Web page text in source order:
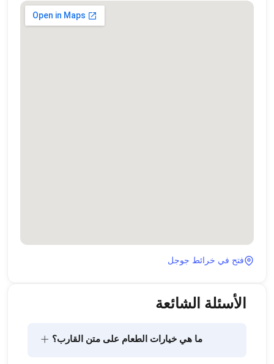
فتح في خرائط جوجل
الأسئلة الشائعة
ما هي خيارات الطعام على متن القارب؟ +